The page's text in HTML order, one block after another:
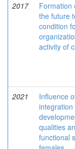
2017
Formation
the future
condition
activity of
2021
Influence
qualities
functional